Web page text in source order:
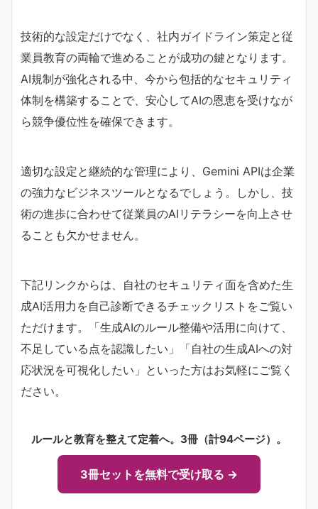
技術的な設定だけでなく、社内ガイドライン策定と従
業員教育の両輪で進めることが成功の鍵となります。
AI規制が強化される中、今から包括的なセキュリティ
体制を構築することで、安心してAIの恩恵を受けなが
ら競争優位性を確保できます。
適切な設定と継続的な管理により、Gemini APIは企業
の強力なビジネスツールとなるでしょう。しかし、技
術の進歩に合わせて従業員のAIリテラシーを向上させ
ることも欠かせません。
下記リンクからは、自社のセキュリティ面を含めた生
成AI活用力を自己診断できるチェックリストをご覧い
ただけます。「生成AIのルール整備や活用に向けて、
不足している点を認識したい」「自社の生成AIへの対
応状況を可視化したい」といった方はお気軽にご覧く
ださい。
ルールと教育を整えて定着へ。3冊（計94ページ）。
3冊セットを無料で受け取る →